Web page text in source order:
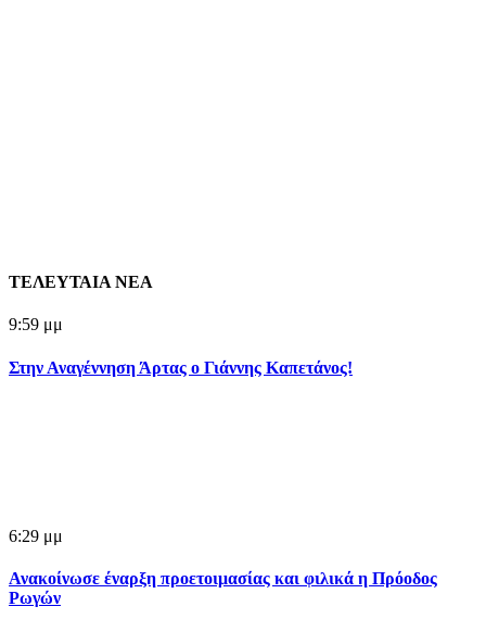
ΤΕΛΕΥΤΑΙΑ ΝΕΑ
9:59 μμ
Στην Αναγέννηση Άρτας ο Γιάννης Καπετάνος!
6:29 μμ
Ανακοίνωσε έναρξη προετοιμασίας και φιλικά η Πρόοδος
Ρωγών